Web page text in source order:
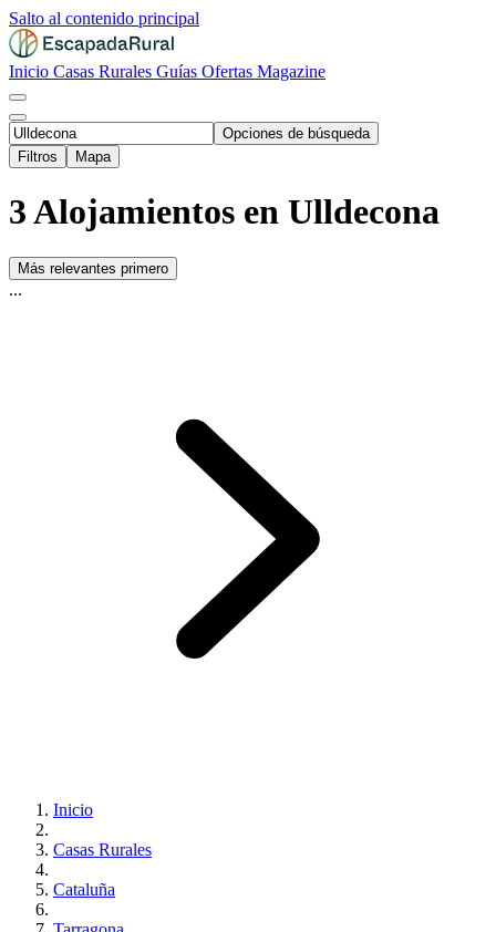
Salto al contenido principal
Inicio Casas Rurales Guías Ofertas Magazine
Opciones de búsqueda
Filtros
Mapa
3 Alojamientos en Ulldecona
Más relevantes primero
...
Inicio
Casas Rurales
Cataluña